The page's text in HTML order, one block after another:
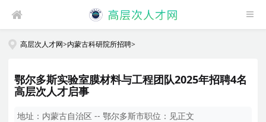
高层次人才网>内蒙古科研院所招聘>
鄂尔多斯实验室膜材料与工程团队2025年招聘4名
高层次人才启事
地址： 内蒙古自治区 -- 鄂尔多斯市职位： 见正文